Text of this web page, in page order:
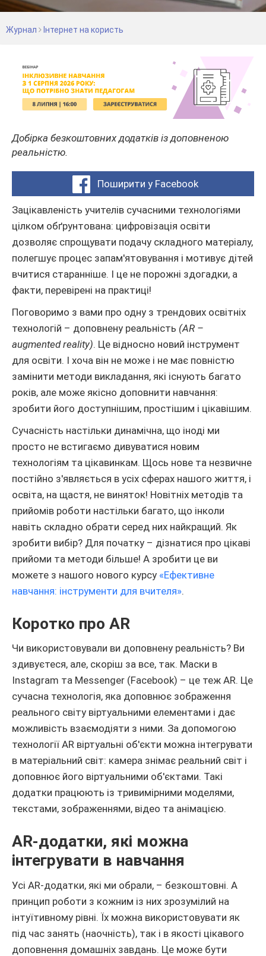
Журнал Інтернет на користь
Добірка безкоштовних додатків із доповненою
реальністю.
Поширити у Facebook
Зацікавленість учителів сучасними технологіями
цілком обґрунтована: цифровізація освіти
дозволяє спрощувати подачу складного матеріалу,
полегшує процес запам'ятовування і мотивує дітей
вчитися старанніше. І це не порожні здогадки, а
факти, перевірені на практиці!
Поговоримо з вами про одну з трендових освітніх
технологій – доповнену реальність (AR –
augmented reality). Це відносно новий інструмент
для освіти. І хоча він не може і не має повністю
замінити методи викладання, які існують багато
років, але може якісно доповнити навчання:
зробити його доступнішим, простішим і цікавішим.
Сучасність настільки динамічна, що іноді ми
просто не встигаємо дивуватися новим
технологіям та цікавинкам. Щось нове та незвичне
постійно з'являється в усіх сферах нашого життя, і
освіта, на щастя, не виняток! Новітніх методів та
прийомів роботи настільки багато, що інколи
навіть складно обрати серед них найкращий. Як
зробити вибір? Для початку – дізнатися про цікаві
прийоми та методи більше! А зробити це ви
можете з нашого нового курсу «Ефективне
навчання: інструменти для вчителя».
Коротко про AR
Чи використовували ви доповнену реальність? Ви
здивуєтеся, але, скоріш за все, так. Маски в
Instagram та Messenger (Facebook) – це теж AR. Це
сучасна технологія, яка доповнює зображення
реального світу віртуальними елементами і дає
можливість взаємодіяти з ними. За допомогою
технології AR віртуальні об'єкти можна інтегрувати
в матеріальний світ: камера знімає реальний світ і
доповнює його віртуальними об'єктами. Такі
додатки працюють із тривимірними моделями,
текстами, зображеннями, відео та анімацією.
AR-додатки, які можна
інтегрувати в навчання
Усі AR-додатки, які ми обрали, – безкоштовні. А
принцип роботи з кожним із них зрозумілий на
інтуїтивному рівні. Їх можна використовувати як
під час занять (наочність), так і в якості цікавого
доповнення домашніх завдань. Це може бути